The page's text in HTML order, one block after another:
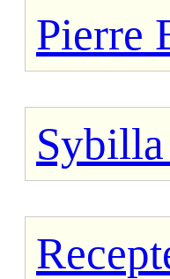
Pierre